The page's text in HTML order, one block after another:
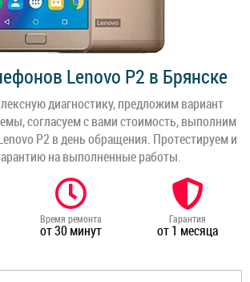
Lenovo P2 в Брянске
диагностику, предложим вариант
согласуем с вами стоимость, выполним
P2 в день обращения. Протестируем и
на выполненные работы.
Время ремонта
от 30 минут
Гарантия
от 1 месяца